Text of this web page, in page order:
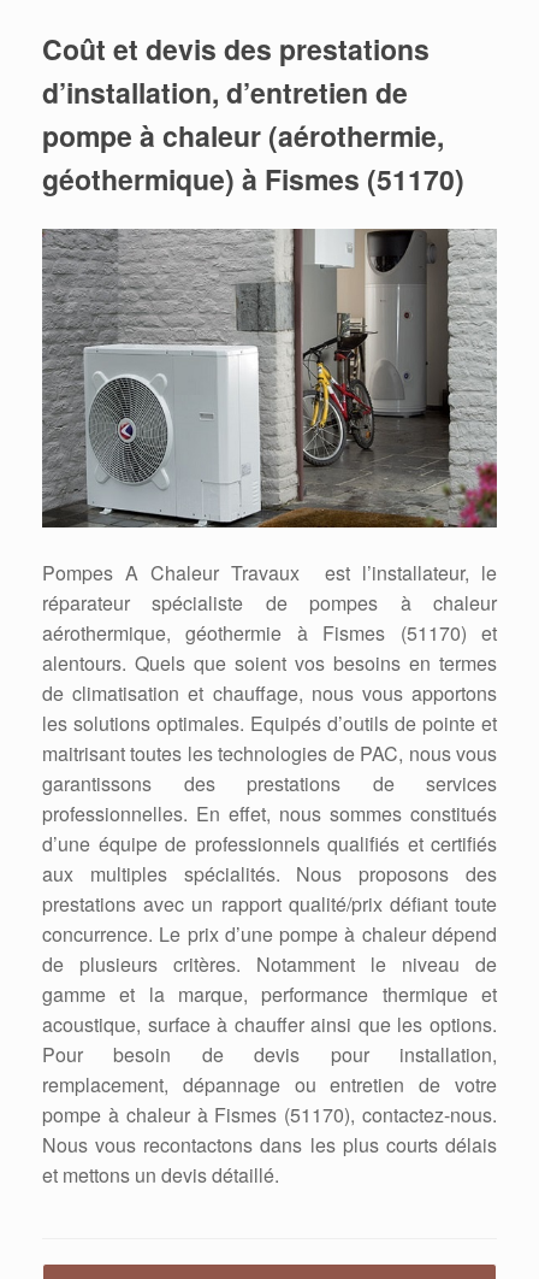
Coût et devis des prestations
d’installation, d’entretien de
pompe à chaleur (aérothermie,
géothermique) à Fismes (51170)
Pompes A Chaleur Travaux est l’installateur, le
réparateur spécialiste de pompes à chaleur
aérothermique, géothermie à Fismes (51170) et
alentours. Quels que soient vos besoins en termes
de climatisation et chauffage, nous vous apportons
les solutions optimales. Equipés d’outils de pointe et
maitrisant toutes les technologies de PAC, nous vous
garantissons des prestations de services
professionnelles. En effet, nous sommes constitués
d’une équipe de professionnels qualifiés et certifiés
aux multiples spécialités. Nous proposons des
prestations avec un rapport qualité/prix défiant toute
concurrence. Le prix d’une pompe à chaleur dépend
de plusieurs critères. Notamment le niveau de
gamme et la marque, performance thermique et
acoustique, surface à chauffer ainsi que les options.
Pour besoin de devis pour installation,
remplacement, dépannage ou entretien de votre
pompe à chaleur à Fismes (51170), contactez-nous.
Nous vous recontactons dans les plus courts délais
et mettons un devis détaillé.